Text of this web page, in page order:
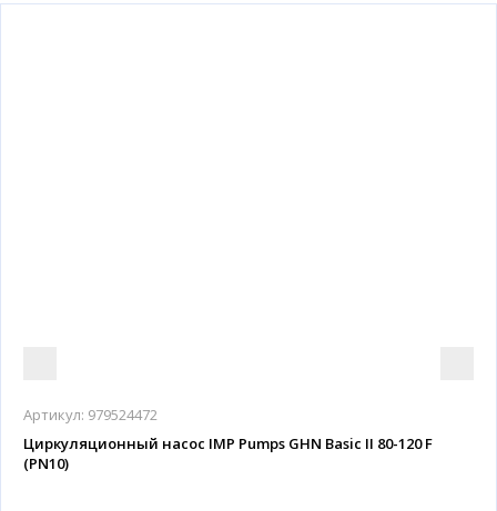
Артикул: 979524472
Циркуляционный насос IMP Pumps GHN Basic II 80-120 F
(PN10)